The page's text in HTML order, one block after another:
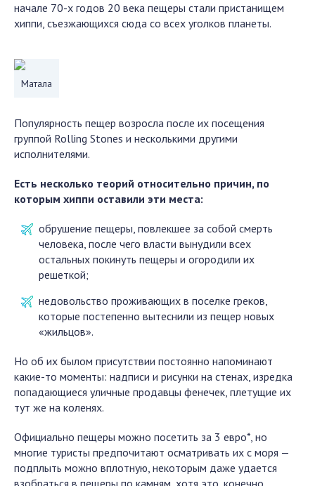
начале 70-х годов 20 века пещеры стали пристанищем
хиппи, съезжающихся сюда со всех уголков планеты.
Матала
Популярность пещер возросла после их посещения
группой Rolling Stones и несколькими другими
исполнителями.
Есть несколько теорий относительно причин, по
которым хиппи оставили эти места:
обрушение пещеры, повлекшее за собой смерть
человека, после чего власти вынудили всех
остальных покинуть пещеры и огородили их
решеткой;
недовольство проживающих в поселке греков,
которые постепенно вытеснили из пещер новых
«жильцов».
Но об их былом присутствии постоянно напоминают
какие-то моменты: надписи и рисунки на стенах, изредка
попадающиеся уличные продавцы фенечек, плетущие их
тут же на коленях.
Официально пещеры можно посетить за 3 евро*, но
многие туристы предпочитают осматривать их с моря —
подплыть можно вплотную, некоторым даже удается
взобраться в пещеры по камням, хотя это, конечно,